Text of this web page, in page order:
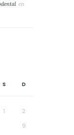
en
S D
1
2
9